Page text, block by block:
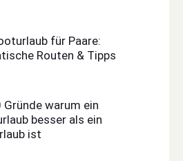
für Paare:
Routen & Tipps
Gründe warum ein
besser als ein
ist